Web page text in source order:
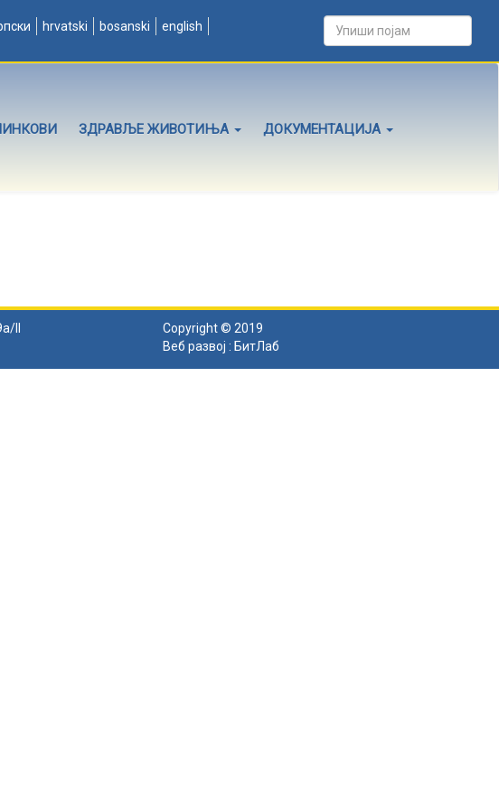
hrvatski bosanski english
ЗДРАВЉЕ ЖИВОТИЊА ДОКУМЕНТАЦИЈА
II
Copyright © 2019
Веб развој : БитЛаб